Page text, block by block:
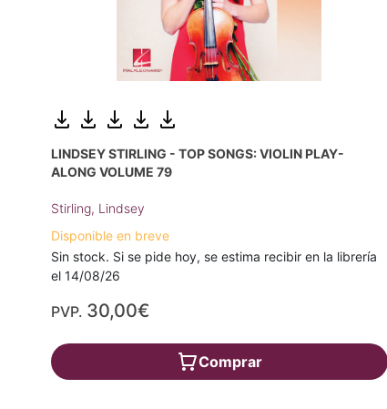
LINDSEY STIRLING - TOP SONGS: VIOLIN PLAY-
ALONG VOLUME 79
Stirling, Lindsey
Disponible en breve
Sin stock. Si se pide hoy, se estima recibir en la librería
el 14/08/26
PVP. 30,00€
Comprar